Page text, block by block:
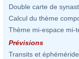
Double carte de
Calcul du thème
Thème mi-espace mi-
Prévisions
Transits et